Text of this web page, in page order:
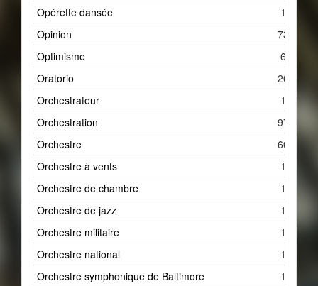
Opérette dansée
1
Opinion
73
Optimisme
6
Oratorio
20
Orchestrateur
1
Orchestration
97
Orchestre
60
Orchestre à vents
1
Orchestre de chambre
1
Orchestre de jazz
1
Orchestre militaire
1
Orchestre national
1
Orchestre symphonique de Baltimore
1